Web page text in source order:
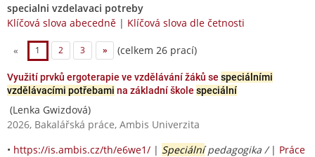
specialni vzdelavaci potreby
Klíčová slova abecedně | Klíčová slova dle četnosti
« 1 2 3 » (celkem 26 prací)
Využití prvků ergoterapie ve vzdělávání žáků se speciálními
vzdělávacími potřebami na základní škole speciální
(Lenka Gwizdová)
2026, Bakalářská práce, Ambis Univerzita
• https://is.ambis.cz/th/e6we1/ | Speciálnípedagogika / | Práce